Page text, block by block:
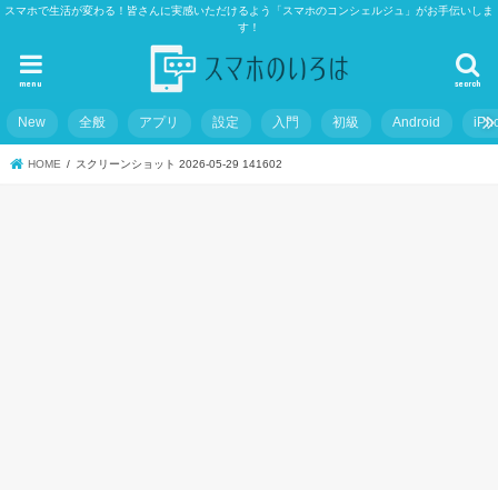
スマホで生活が変わる！皆さんに実感いただけるよう「スマホのコンシェルジュ」がお手伝いしま
す！
search
menu
New 全般 アプリ 設定 入門 初級 Android
HOME スクリーンショット 2026-05-29 141602